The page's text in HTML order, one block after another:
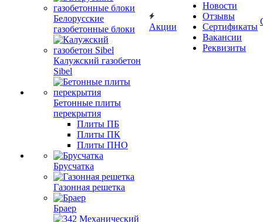
Белорусские
газобетонные блоки
Калужский газобетон
Sibel
Бетонные плиты
перекрытия
Плиты ПБ
Плиты ПК
Плиты ПНО
Брусчатка
Газонная решетка
Браер
Акции
Новости
Отзывы
Сертификаты
Вакансии
Реквизиты